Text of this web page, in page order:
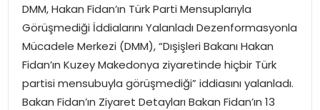
MAGAZIN
SAĞLIK
SOSYAL HABER
DMM, Hakan Fidan’ın Türk Parti Mensuplarıyla
Görüşmediği İddialarını Yalanladı Dezenformasyonla
Mücadele Merkezi (DMM), “Dışişleri Bakanı Hakan
Fidan’ın Kuzey Makedonya ziyaretinde hiçbir Türk
partisi mensubuyla görüşmediği” iddiasını yalanladı.
Bakan Fidan’ın Ziyaret Detayları Bakan Fidan’ın 13